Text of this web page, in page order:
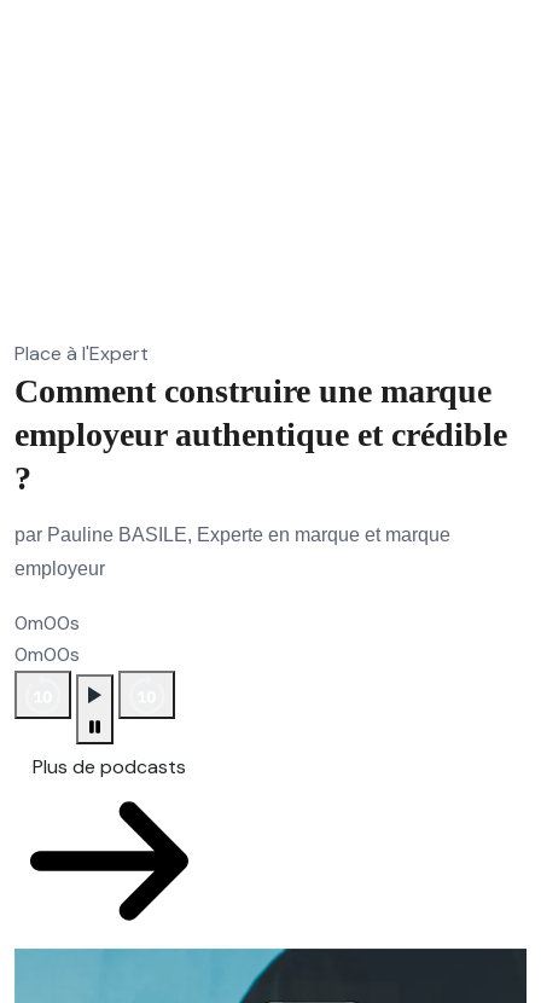
Place à l'Expert
Comment construire une marque
employeur authentique et crédible
?
par Pauline BASILE, Experte en marque et marque
employeur
0m00s
0m00s
Plus de podcasts